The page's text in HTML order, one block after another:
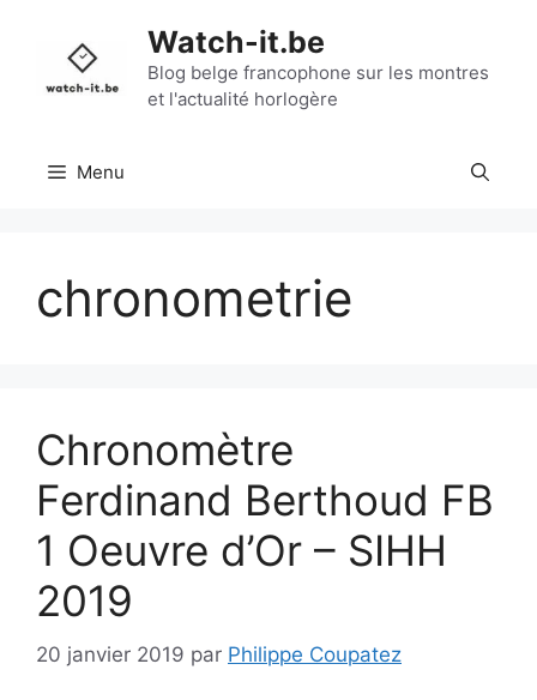
contenu
Watch-it.be
Blog belge francophone sur les montres
et l'actualité horlogère
Menu
chronometrie
Chronomètre
Ferdinand Berthoud FB
1 Oeuvre d’Or – SIHH
2019
20 janvier 2019 par Philippe Coupatez